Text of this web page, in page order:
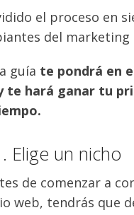
el proceso en
del marketing
guía te pondrá en
te hará ganar tu
Elige un nicho
de comenzar a
web, tendrás que